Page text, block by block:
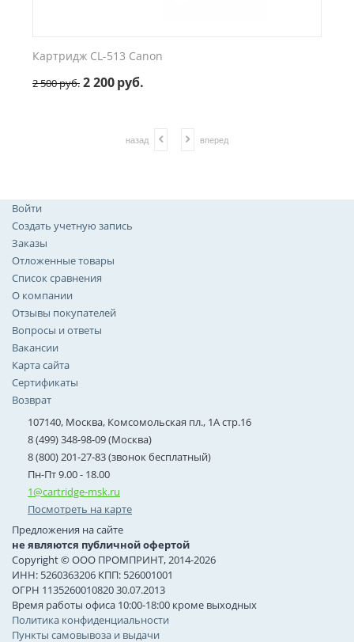
Картридж CL-513 Canon
2 500руб. 2 200руб.
назад вперед
Войти
Создать учетную запись
Заказы
Отложенные товары
Список сравнения
О компании
Отзывы покупателей
Вопросы и ответы
Вакансии
Карта сайта
Сертификаты
Возврат
107140, Москва, Комсомольская пл., 1А стр.16
8 (499) 348-98-09 (Москва)
8 (800) 201-27-83 (звонок бесплатный)
Пн-Пт 9.00 - 18.00
1@cartridge-msk.ru
Посмотреть на карте
Предложения на сайте
не являются публичной офертой
Copyright © ООО ПРОМПРИНТ, 2014-2026
ИНН: 5260363206 КПП: 526001001
ОГРН 1135260010820 30.07.2013
Время работы офиса 10:00-18:00 кроме выходных
Политика конфиденциальности
Пункты самовывоза и выдачи